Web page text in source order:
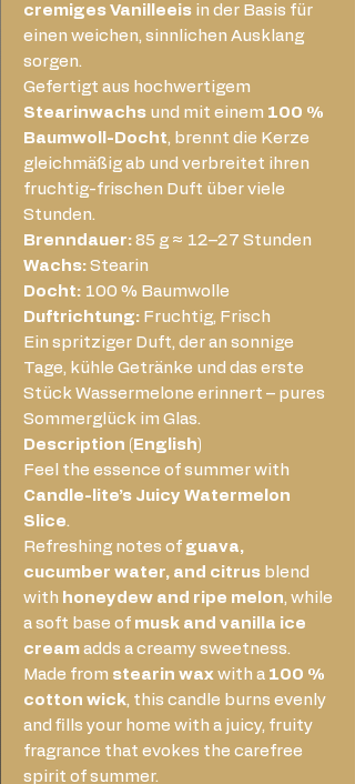
cremiges Vanilleeis in der Basis für
einen weichen, sinnlichen Ausklang
sorgen.
Gefertigt aus hochwertigem
Stearinwachs und mit einem 100 %
Baumwoll-Docht, brennt die Kerze
gleichmäßig ab und verbreitet ihren
fruchtig-frischen Duft über viele
Stunden.
Brenndauer: 85 g ≈ 12–27 Stunden
Wachs: Stearin
Docht: 100 % Baumwolle
Duftrichtung: Fruchtig, Frisch
Ein spritziger Duft, der an sonnige
Tage, kühle Getränke und das erste
Stück Wassermelone erinnert – pures
Sommerglück im Glas.
Description (English)
Feel the essence of summer with
Candle-lite’s Juicy Watermelon
Slice.
Refreshing notes of guava,
cucumber water, and citrus blend
with honeydew and ripe melon, while
a soft base of musk and vanilla ice
cream adds a creamy sweetness.
Made from stearin wax with a 100 %
cotton wick, this candle burns evenly
and fills your home with a juicy, fruity
fragrance that evokes the carefree
spirit of summer.